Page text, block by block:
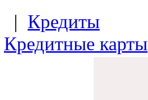
| Кредиты
Кредитные карты